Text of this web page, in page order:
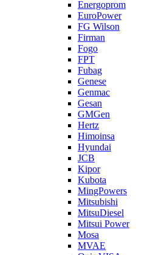
Energoprom
EuroPower
FG Wilson
Firman
Fogo
FPT
Fubag
Genese
Genmac
Gesan
GMGen
Hertz
Himoinsa
Hyundai
JCB
Kipor
Kubota
MingPowers
Mitsubishi
MitsuDiesel
Mitsui Power
Mosa
MVAE